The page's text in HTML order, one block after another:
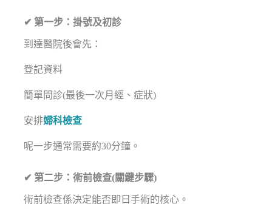
✔ 第一步：掛號及初診
到達醫院後會先：
登記資料
簡單問診(最後一次月經、症狀)
安排婦科檢查
呢一步通常需要約30分鐘。
✔ 第二步：術前檢查(關鍵步驟)
術前檢查係決定能否即日手術的核心。